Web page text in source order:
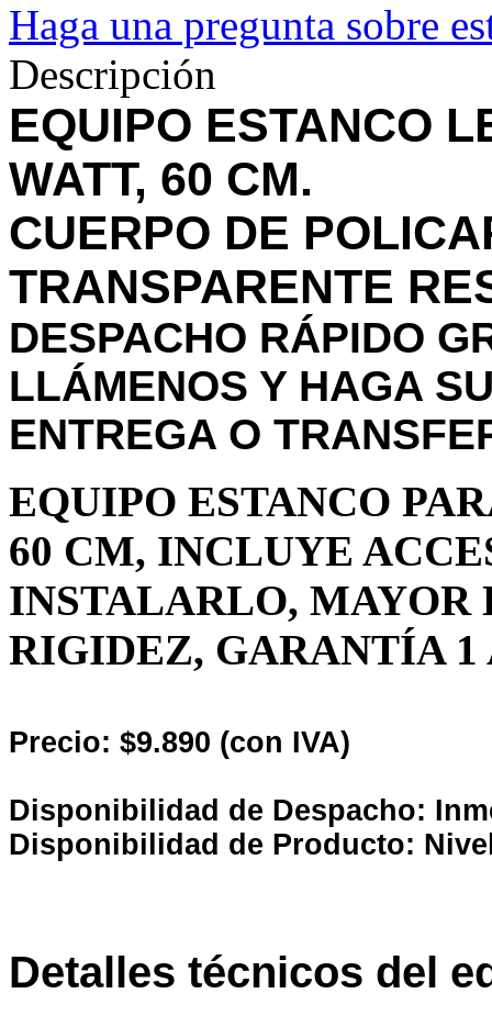
Haga una pregunta sobre
Descripción
EQUIPO ESTANCO
WATT, 60 CM.
CUERPO DE
TRANSPARENTE
DESPACHO RÁPIDO
LLÁMENOS Y HAGA
ENTREGA O
EQUIPO ESTANCO
60 CM, INCLUYE
INSTALARLO,
RIGIDEZ, GARANTÍA 1
Precio: $9.890 (con IVA)
Disponibilidad de Despacho:
Disponibilidad de Producto:
Detalles técnicos del